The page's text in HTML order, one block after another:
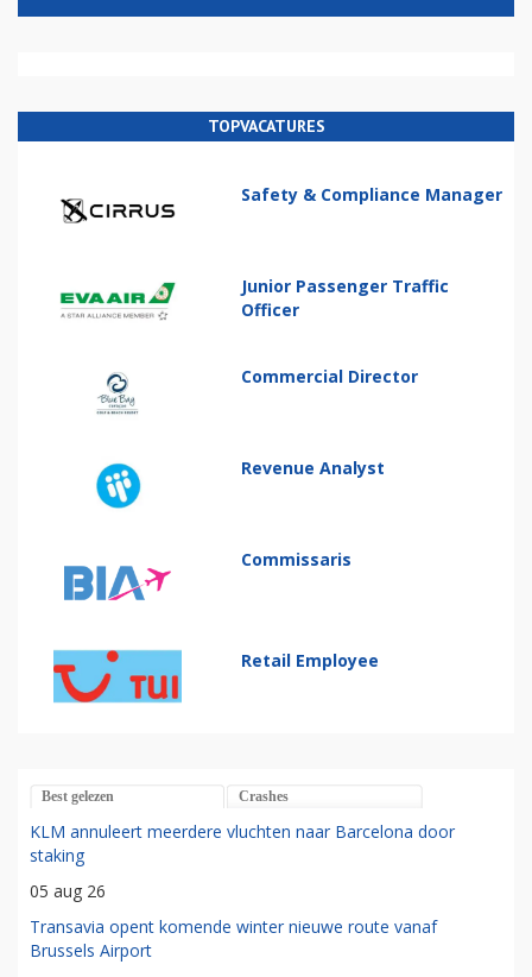
TOPVACATURES
Safety & Compliance Manager
Junior Passenger Traffic
Officer
Commercial Director
Revenue Analyst
Commissaris
Retail Employee
Best gelezen Crashes
KLM annuleert meerdere vluchten naar Barcelona door
staking
05 aug 26
Transavia opent komende winter nieuwe route vanaf
Brussels Airport